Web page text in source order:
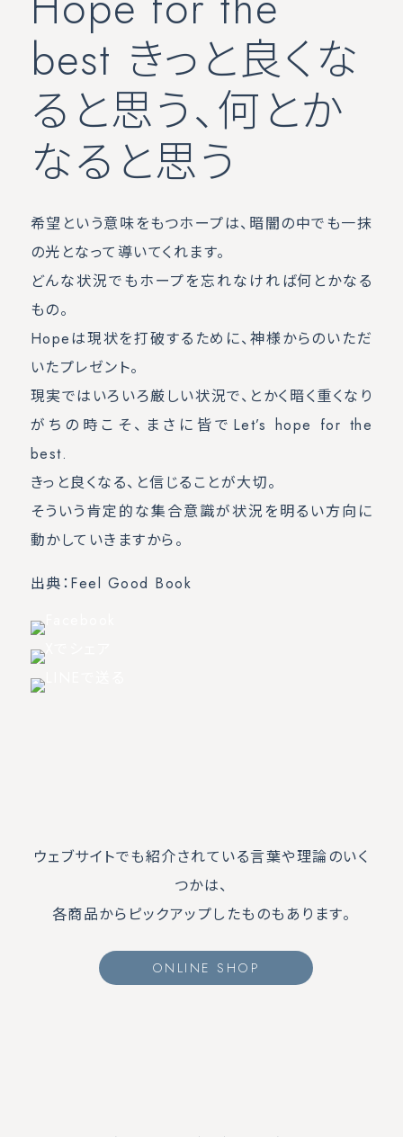
best きっと良くな
ると思う、何とか
なると思う
希望という意味をもつホープは、暗闇の中でも一抹
の光となって導いてくれます。
どんな状況でもホープを忘れなければ何とかなる
もの。
Hopeは現状を打破するために、神様からのいただ
いたプレゼント。
現実ではいろいろ厳しい状況で、とかく暗く重くなり
がちの時こそ、まさに皆でLet’s hope for the
best.
きっと良くなる、と信じることが大切。
そういう肯定的な集合意識が状況を明るい方向に
動かしていきますから。
出典：Feel Good Book
ウェブサイトでも紹介されている言葉や理論のいく
つかは、
各商品からピックアップしたものもあります。
ONLINE SHOP